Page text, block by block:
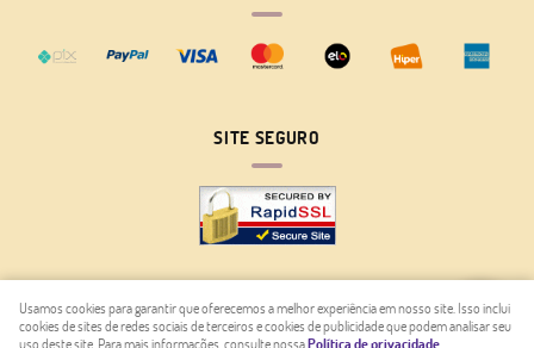
SITE SEGURO
LOJA VIRTUAL CRIADA POR
Usamos cookies para garantir que oferecemos a melhor experiência em nosso site. Isso inclui
cookies de sites de redes sociais de terceiros e cookies de publicidade que podem analisar seu
uso deste site. Para mais informações, consulte nossaPolítica de privacidade